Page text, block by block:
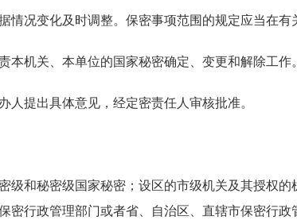
况变化及时调整。保密事项范围的规定应当在有
机关、本单位的国家秘密确定、变更和解除工作。
提出具体意见，经定密责任人审核批准。
和秘密级国家秘密；设区的市级机关及其授权的
行政管理部门或者省、自治区、直辖市保密行